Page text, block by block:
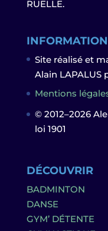
RUELLE.
Site réalisé et
Alain LAPALUS
Mentions
© 2012–2026
loi 1901
DÉCOUVRIR
BADMINTON
DANSE
GYM’ DÉTENTE